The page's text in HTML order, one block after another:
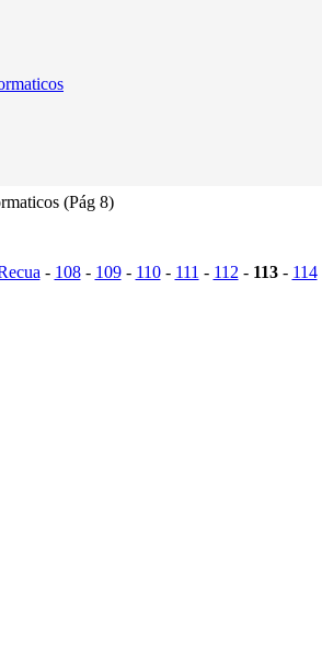
(Pág 8)
- 108- 109- 110- 111 - 112- 113- 114